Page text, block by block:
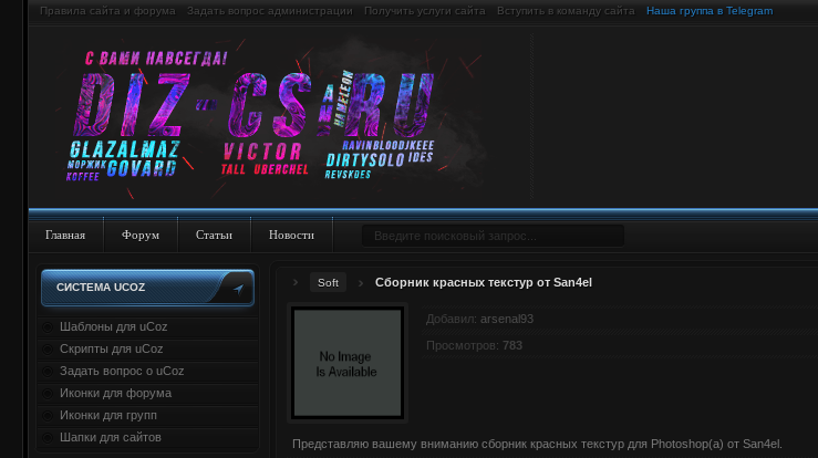
Правила сайта и форума Задать вопрос администрации Получить услуги сайта Вступить в команду сайта Наша группа в Telegram
Главная Форум Статьи Новости
СИСТЕМА UCOZ
Шаблоны для uCoz
Скрипты для uCoz
Задать вопрос о uCoz
Иконки для форума
Иконки для групп
Шапки для сайтов
Soft Сборник красных текстур от San4el
Добавил: arsenal93
Просмотров: 783
Представляю вашему вниманию сборник красных текстур для Photoshop(а) от San4el.